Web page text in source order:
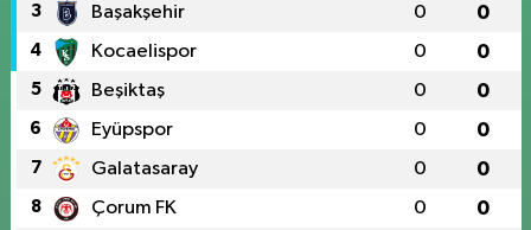
3 Başakşehir 0 0
4 Kocaelispor 0 0
5 Beşiktaş 0 0
6 Eyüpspor 0 0
7 Galatasaray 0 0
8 Çorum FK 0 0